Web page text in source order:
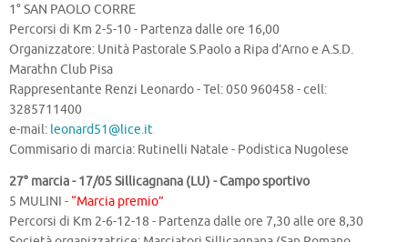
1° SAN PAOLO CORRE
Percorsi di Km 2-5-10 - Partenza dalle ore 16,00
Organizzatore: Unità Pastorale S.Paolo a Ripa d’Arno e A.S.D.
Marathn Club Pisa
Rappresentante Renzi Leonardo - Tel: 050 960458 - cell:
3285711400
e-mail: leonard51@lice.it
Commisario di marcia: Rutinelli Natale - Podistica Nugolese
27° marcia - 17/05 Sillicagnana (LU) - Campo sportivo
5 MULINI -“Marcia premio”
Percorsi di Km 2-6-12-18 - Partenza dalle ore 7,30 alle ore 8,30